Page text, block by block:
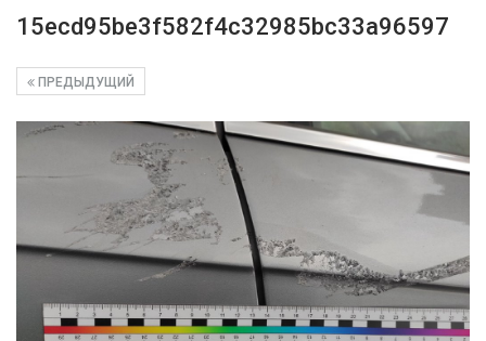
15ecd95be3f582f4c32985bc33a96597
ПРЕДЫДУЩИЙ